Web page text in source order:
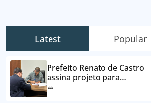
Latest Popular
Prefeito Renato de Castro
assina projeto para
desbloqueio de contas e
parcelamento de dívidas em